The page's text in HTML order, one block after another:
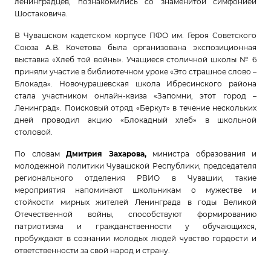
Шостаковича.
В Чувашском кадетском корпусе ПФО им. Героя Советского
Союза А.В. Кочетова была организована экспозиционная
выставка «Хлеб той войны». Учащиеся столичной школы № 6
приняли участие в библиотечном уроке «Это страшное слово –
Блокада». Новочурашевская школа Ибресинского района
стала участником онлайн-квиза «Запомни, этот город –
Ленинград». Поисковый отряд «Беркут» в течение нескольких
дней проводил акцию «Блокадный хлеб» в школьной
столовой.
По словам Дмитрия Захарова,министра образования и
молодежной политики Чувашской Республики, председателя
регионального отделения РВИО в Чувашии, такие
мероприятия напоминают школьникам о мужестве и
стойкости мирных жителей Ленинграда в годы Великой
Отечественной войны, способствуют формированию
патриотизма и гражданственности у обучающихся,
пробуждают в сознании молодых людей чувство гордости и
ответственности за свой народ и страну.